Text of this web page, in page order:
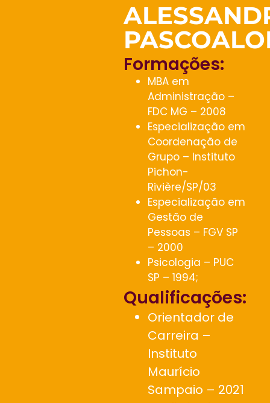
Formações:
MBA em
Administração –
FDC MG – 2008
Especialização em
Coordenação de
Grupo – Instituto
Pichon-
Rivière/SP/03
Especialização em
Gestão de
Pessoas – FGV SP
– 2000
Psicologia – PUC
SP – 1994;
Qualificações:
Orientador de
Carreira –
Instituto
Maurício
Sampaio – 2021